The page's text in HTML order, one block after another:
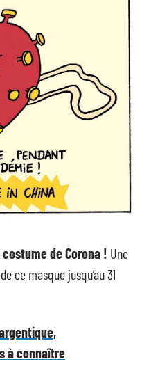
de Corona ! Une
ce masque jusqu’au 31
à connaître